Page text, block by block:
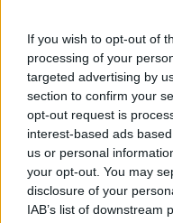
If you wish to opt-out of
processing of your
targeted advertising by
section to confirm your
opt-out request is
interest-based ads
us or personal
your opt-out. You may
disclosure of your
IAB’s list of downstream